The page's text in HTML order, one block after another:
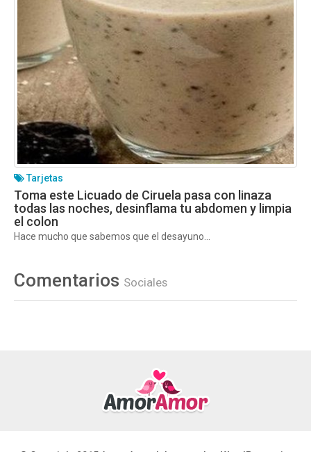
Tarjetas
Toma este Licuado de Ciruela pasa con linaza
todas las noches, desinflama tu abdomen y limpia
el colon
Hace mucho que sabemos que el desayuno...
Comentarios Sociales